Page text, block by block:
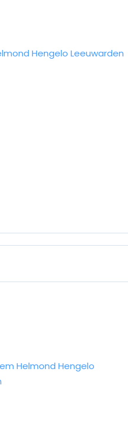
Hengelo Leeuwarden
Helmond Hengelo